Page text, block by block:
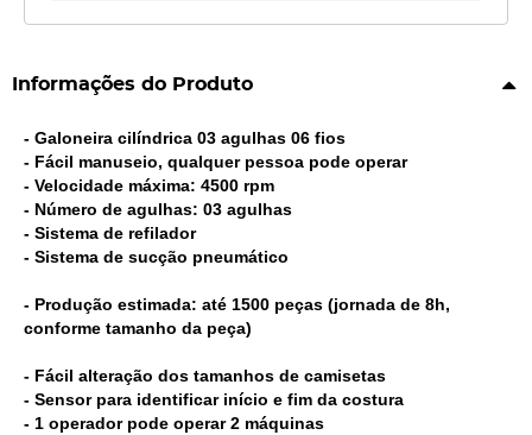
Informações do Produto
- Galoneira cilíndrica 03 agulhas 06 fios
- Fácil manuseio, qualquer pessoa pode operar
- Velocidade máxima: 4500 rpm
- Número de agulhas: 03 agulhas
- Sistema de refilador
- Sistema de sucção pneumático
- Produção estimada: até 1500 peças (jornada de 8h,
conforme tamanho da peça)
- Fácil alteração dos tamanhos de camisetas
- Sensor para identificar início e fim da costura
- 1 operador pode operar 2 máquinas